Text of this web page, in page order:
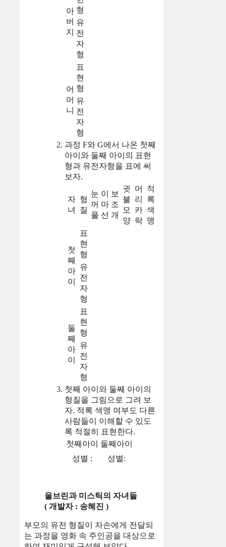
아
버
지
형
유
전
자
형
어
머
니
표
현
형
유
전
자
형
과정 F와 G에서 나온 첫째
아이와 둘째 아이의 표현
형과 유전자형을 표에 써
보자.
자
녀
형
질
눈
꺼
풀
이
마
선
보
조
개
귓
불
모
양
머
리
카
락
적
록
색
맹
첫
째
아
이
표
현
형
유
전
자
형
둘
째
아
이
표
현
형
유
전
자
형
첫째 아이와 둘째 아이의
형질을 그림으로 그려 보
자. 적록 색맹 여부도 다른
사람들이 이해할 수 있도
록 적절히 표현한다.
첫째아이
둘째아이
성별 :
성별:
울브린과 미스틱의 자녀들
( 개발자 : 송혜진 )
부모의 유전 형질이 자손에게 전달되
는 과정을 영화 속 주인공을 대상으로